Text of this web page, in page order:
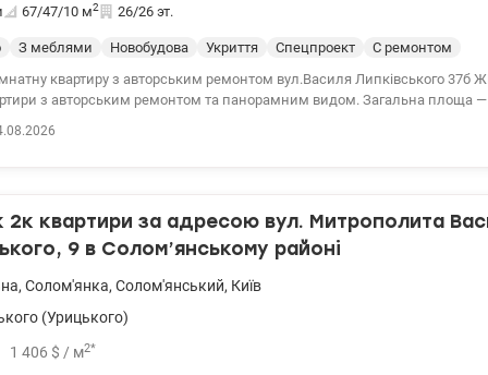
67/47/10 м2 26/26 эт.
З меблями Новобудова Укриття Спецпроект
С ремонтом
квартиру з авторським ремонтом вул.Василя Липківського 37б ЖК «Династія»
з авторським ремонтом та панорамним видом. Загальна площа —
квартири за адресою вул. Митрополита
9 в Солом’янському районі
, Солом'янка, Солом'янський, Київ
(Урицького)
1 406 $ / м2*